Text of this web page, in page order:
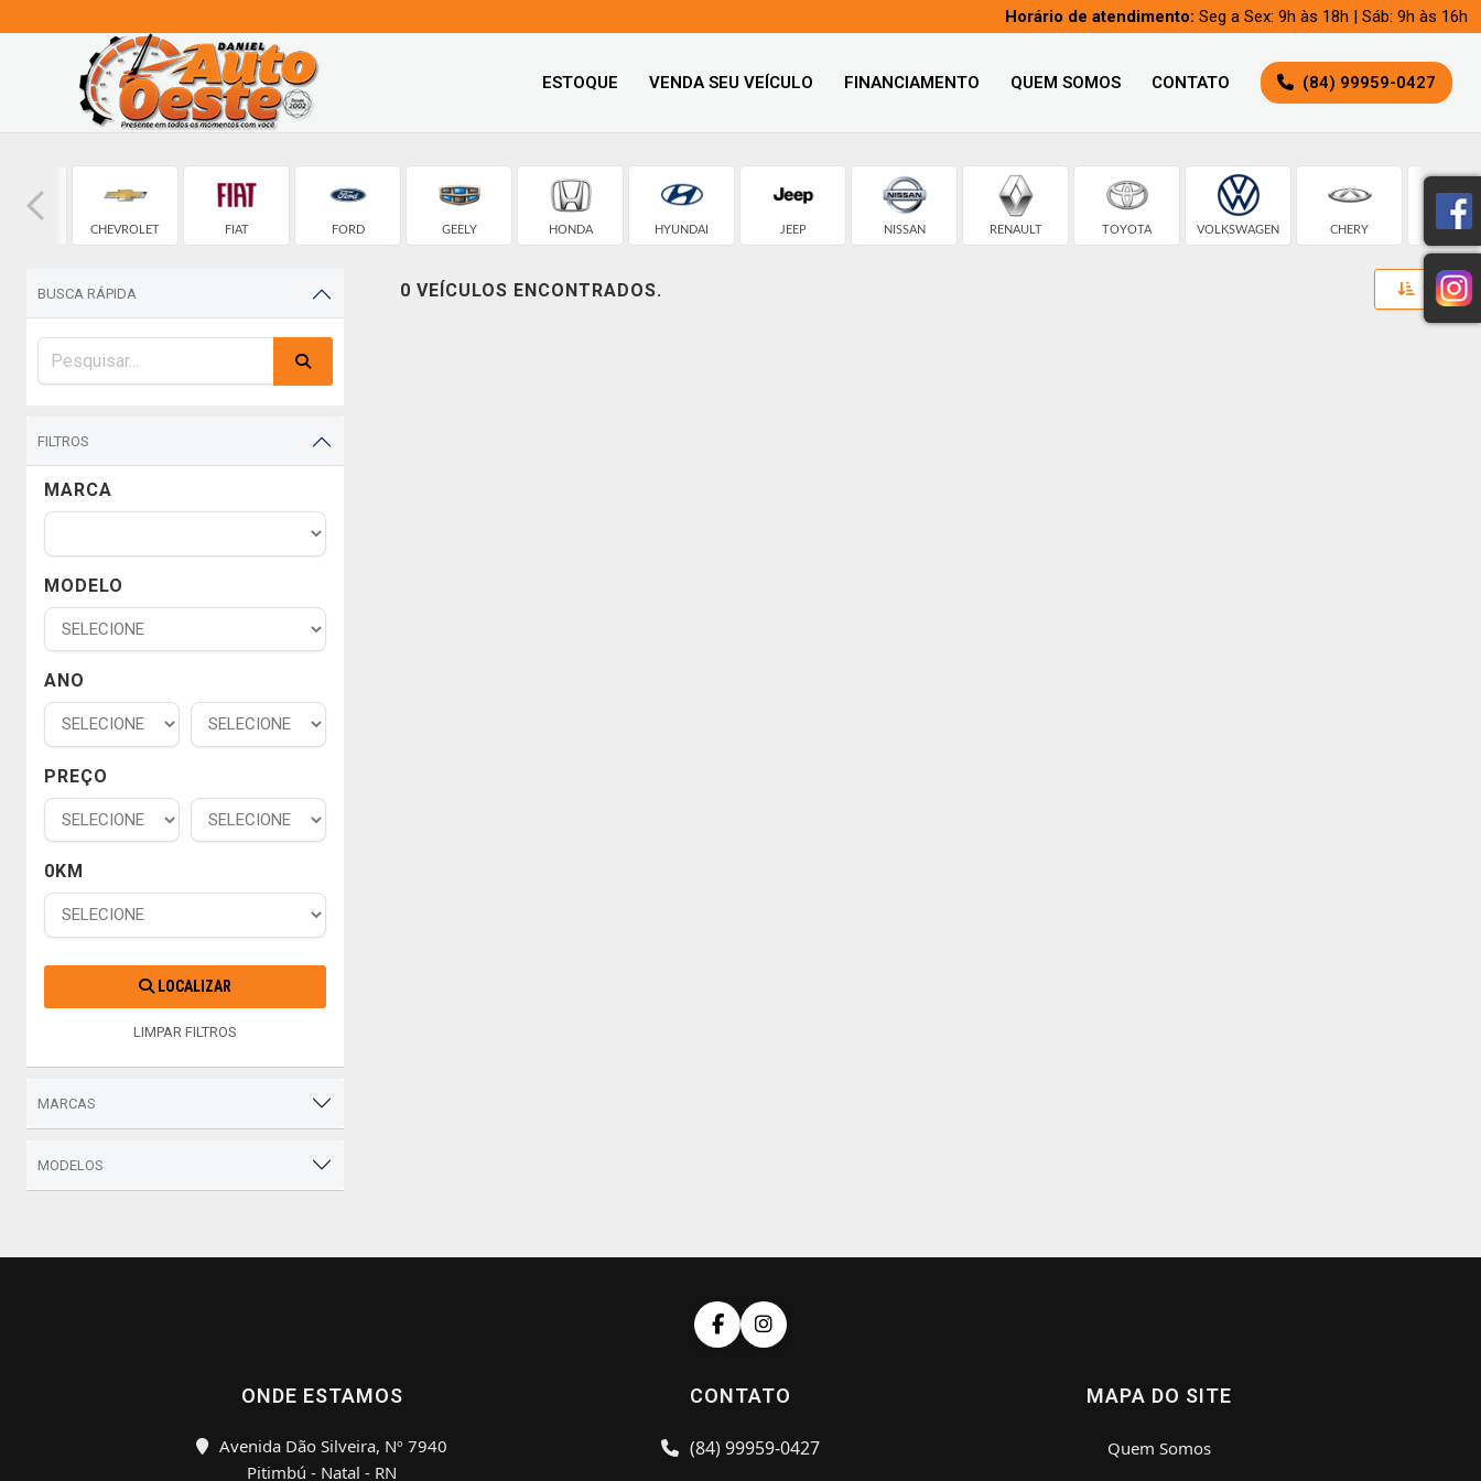
Horário de atendimento: Seg a Sex: 9h às 18h | Sáb: 9h às 16h
ESTOQUE VENDA SEU VEÍCULO FINANCIAMENTO QUEM SOMOS CONTATO (84) 99959-0427
CHEVROLET FIAT FORD GEELY HONDA HYUNDAI JEEP NISSAN RENAULT TOYOTA VOLKSWAGEN CHERY
BUSCA RÁPIDA
FILTROS
MARCA
MODELO
ANO
PREÇO
0KM
LOCALIZAR
LIMPAR FILTROS
MARCAS
MODELOS
0 VEÍCULOS ENCONTRADOS. Toggle
ONDE ESTAMOS
Avenida Dão Silveira, Nº 7940
Pitimbú - Natal - RN
CONTATO
(84) 99959-0427
MAPA DO SITE
Quem Somos